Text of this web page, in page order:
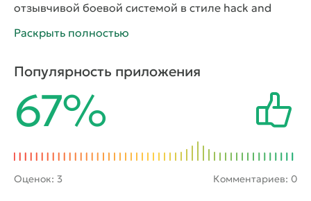
отзывчивой боевой системой в стиле hack and
проходя урони, изучая локации, уничтожая врагов
разные многопользовательские режимы с
игроками из сети, включая друзей или случайных
пользователей. В игре контента на десятки часов
прохождения, что погрузит в этот фэнтезийный
мир с головой. Прими участие в легендарном
приключении, охоться на драконов и уничтожай
других врагов.
Погружайся в героическую сагу о
Раскрыть полностью
Популярность приложения
67%
Оценок: 3 Комментариев: 0